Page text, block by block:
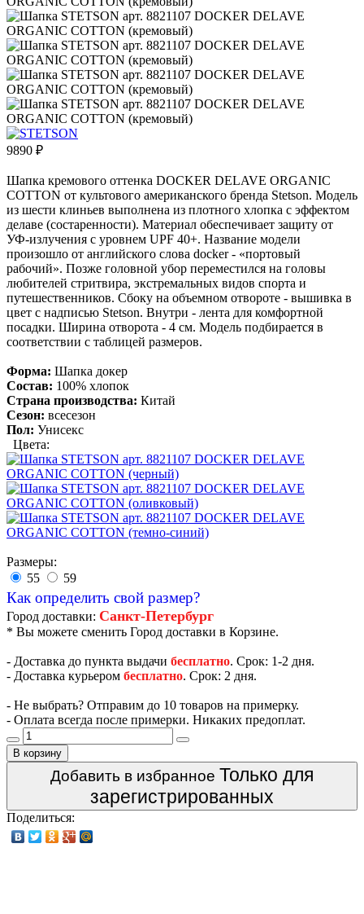
9890 ₽
Шапка кремового оттенка DOCKER DELAVE ORGANIC
COTTON от культового американского бренда Stetson. Модель
из шести клиньев выполнена из плотного хлопка с эффектом
делаве (состаренности). Материал обеспечивает защиту от
УФ-излучения с уровнем UPF 40+. Название модели
произошло от английского слова docker - «портовый
рабочий». Позже головной убор переместился на головы
любителей стритвира, экстремальных видов спорта и
путешественников. Сбоку на объемном отвороте - вышивка в
цвет с надписью Stetson. Внутри - лента для комфортной
посадки. Ширина отворота - 4 см. Модель подбирается в
соответствии с таблицей размеров.
Форма: Шапка докер
Состав: 100% хлопок
Страна производства: Китай
Сезон: всесезон
Пол: Унисекс
Цвета:
Размеры:
55
59
Как определить свой размер?
Город доставки: Санкт-Петербург
* Вы можете сменить Город доставки в Корзине.
- Доставка до пункта выдачи бесплатно. Срок: 1-2 дня.
- Доставка курьером бесплатно. Срок: 2 дня.
- Не выбрать? Отправим до 10 товаров на примерку.
- Оплата всегда после примерки. Никаких предоплат.
В корзину
Добавить в избранное Только для
зарегистрированных
Поделиться: